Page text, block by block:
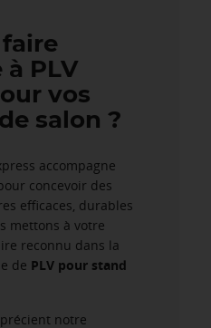
PLV
vos
salon ?
accompagne
concevoir des
efficaces, durables
mettons à votre
reconnu dans la
de PLV pour stand
notre